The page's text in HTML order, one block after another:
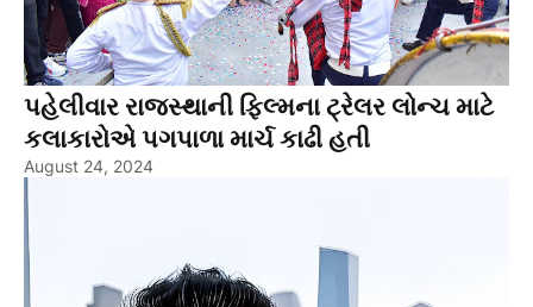
પહેલીવાર રાજસ્થાની ફિલ્મના ટ્રેલર લોન્ચ માટે
કલાકારોએ પગપાળા માર્ચ કાઢી હતી
August 24, 2024